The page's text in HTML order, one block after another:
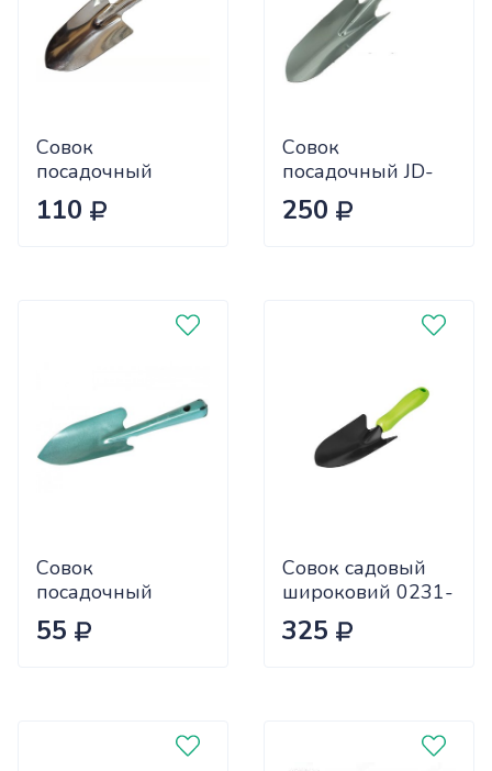
Совок
посадочный
СПШ, S 1,5 мм.,
нержавейка
110
Совок
посадочный JD-
6021A широкий
большой с
250
Совок
посадочный
малый
цельнометаллический
55
Совок садовый
широковий 0231-
1
325